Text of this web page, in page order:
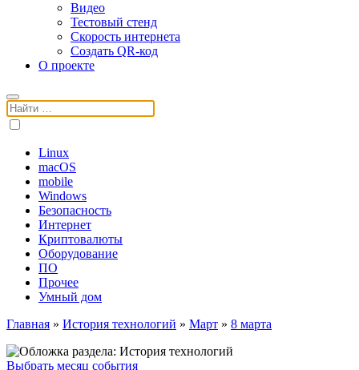
Видео
Тестовый стенд
Скорость интернета
Создать QR-код
О проекте
Поиск:
Linux
macOS
mobile
Windows
Безопасность
Интернет
Криптовалюты
Оборудование
ПО
Прочее
Умный дом
Главная » История технологий » Март » 8 марта
Выбрать месяц события